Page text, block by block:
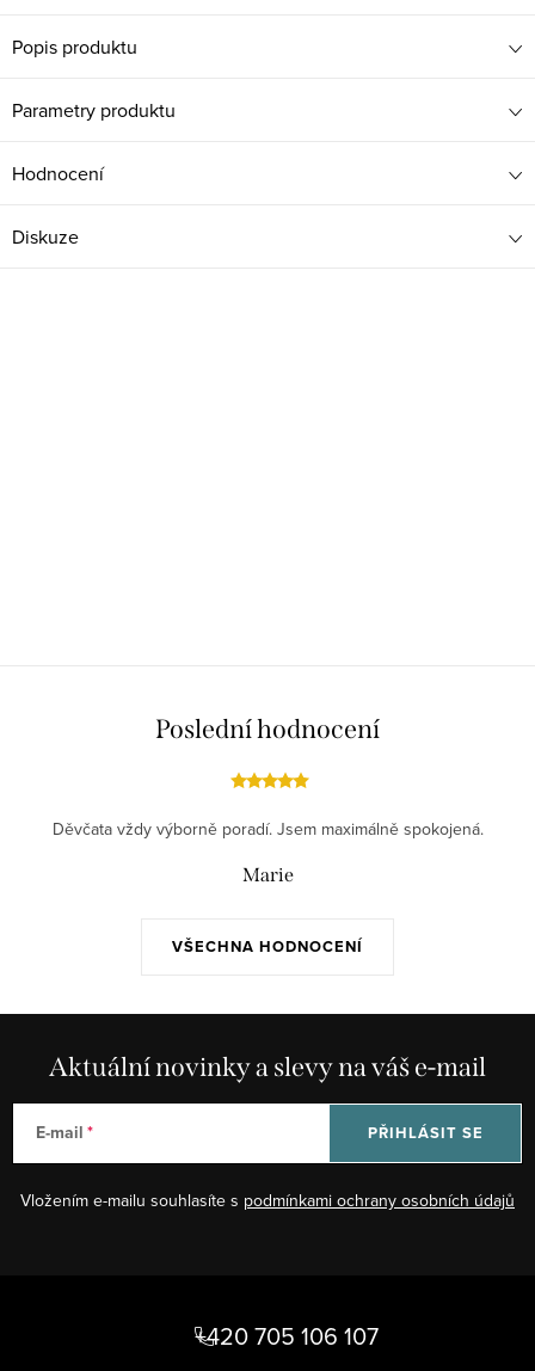
Popis produktu
Parametry produktu
Hodnocení
Diskuze
Poslední hodnocení
VŠECHNA HODNOCENÍ
Děvčata vždy výborně poradí. Jsem maximálně spokojená.
Marie
Aktuální novinky a slevy na váš e-mail
E-mail
Vložením e-mailu souhlasíte s podmínkami ochrany osobních údajů
PŘIHLÁSIT SE
+420 705 106 107